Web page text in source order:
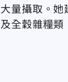
量攝取。她
全穀雜糧類